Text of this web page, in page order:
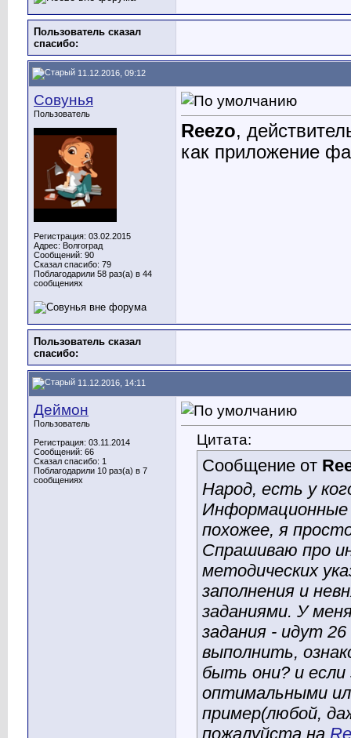
Пользователь сказал
cпасибо:
11.12.2016, 09:12
Совунья
Пользователь
Регистрация: 03.02.2015
Адрес: Волгоград
Сообщений: 90
Сказал спасибо: 79
Поблагодарили 58 раз(а) в 44
сообщениях
Reezo,
как приложение
Пользователь сказал
cпасибо:
11.12.2016, 14:11
Деймон
Пользователь
Регистрация: 03.11.2014
Сообщений: 66
Сказал спасибо: 1
Поблагодарили 10 раз(а) в 7
сообщениях
Цитата:
Сообщение от
Народ, есть у
похожее, я
Спрашиваю про
методических
заполнения и
заданиями. У
задания - идут
выполнить,
быть они? и если
оптимальными
пример(любой,
пожалуйста на